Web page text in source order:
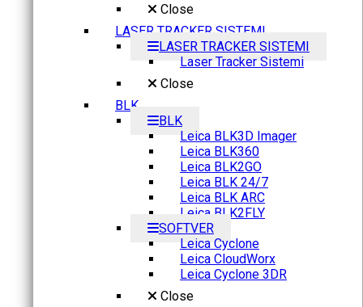
Close
LASER TRACKER SISTEMI
LASER TRACKER SISTEMI
Laser Tracker Sistemi
Close
BLK
BLK
Leica BLK3D Imager
Leica BLK360
Leica BLK2GO
Leica BLK 24/7
Leica BLK ARC
Leica BLK2FLY
SOFTVER
Leica Cyclone
Leica CloudWorx
Leica Cyclone 3DR
Close